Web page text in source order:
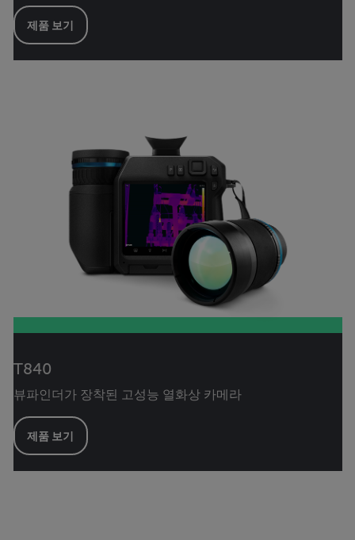
제품 보기
T840
뷰파인더가 장착된 고성능 열화상 카메라
제품 보기